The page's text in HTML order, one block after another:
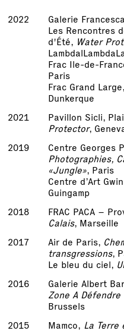
2022 Galerie
Les Rencontres
d'Été, Water
Frac Ile-de-
Paris
Frac Grand Large,
Dunkerque
2021
Pavillon Sicli,
Protector,
2019
Centre Georges
Photographies,
«Jungle», Paris
Centre d’Art
Guingamp
2018
FRAC PACA –
Calais, Marseille
2017
Air de Paris,
transgressions,
Le bleu du ciel,
2016
Galerie Albert
Zone A
Brussels
2015
Mamco, La Terre